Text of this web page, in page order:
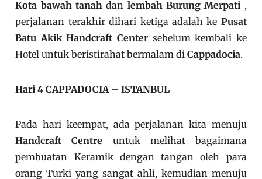
Kota bawah tanah dan lembah Burung Merpati ,
perjalanan terakhir dihari ketiga adalah ke Pusat
Batu Akik Handcraft Center sebelum kembali ke
Hotel untuk beristirahat bermalam diCappadocia.
Hari 4 CAPPADOCIA – ISTANBUL
Pada hari keempat, ada perjalanan kita menuju
Handcraft Centre untuk melihat bagaimana
pembuatan Keramik dengan tangan oleh para
orang Turki yang sangat ahli, kemudian menuju